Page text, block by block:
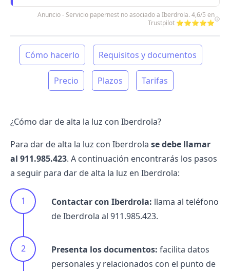
Anuncio - Servicio papernest no asociado a Iberdrola. 4,6/5 en
Trustpilot ⭐⭐⭐⭐⭐
Cómo hacerlo Requisitos y documentos
Precio Plazos Tarifas
¿Cómo dar de alta la luz con Iberdrola?
Para dar de alta la luz con Iberdrola se debe llamar
al 911.985.423. A continuación encontrarás los pasos
a seguir para dar de alta la luz en Iberdrola:
Contactar con Iberdrola: llama al teléfono
de Iberdrola al 911.985.423.
Presenta los documentos: facilita datos
personales y relacionados con el punto de